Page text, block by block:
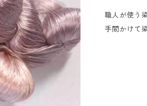
職人が使う
手間かけて